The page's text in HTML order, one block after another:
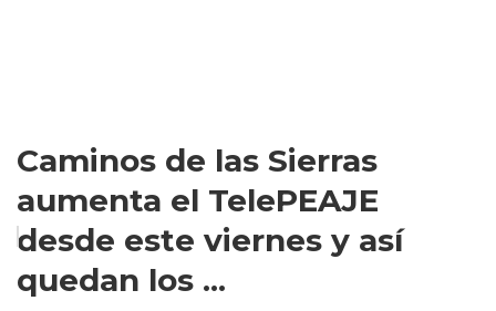
Caminos de las Sierras
aumenta el TelePEAJE
desde este viernes y así
quedan los ...